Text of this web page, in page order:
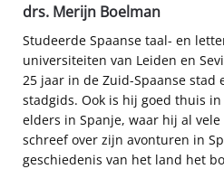
drs. Merijn Boelman
Studeerde Spaanse taal- en
universiteiten van Leiden en
25 jaar in de Zuid-Spaanse stad
stadgids. Ook is hij goed thuis
elders in Spanje, waar hij al
schreef over zijn avonturen in
geschiedenis van het land het